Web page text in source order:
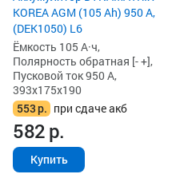
KOREA AGM (105 Ah) 950 А,
(DEK1050) L6
Ёмкость 105 А·ч,
Полярность обратная [- +],
Пусковой ток 950 А,
393x175x190
553р. при сдаче акб
582р.
Купить